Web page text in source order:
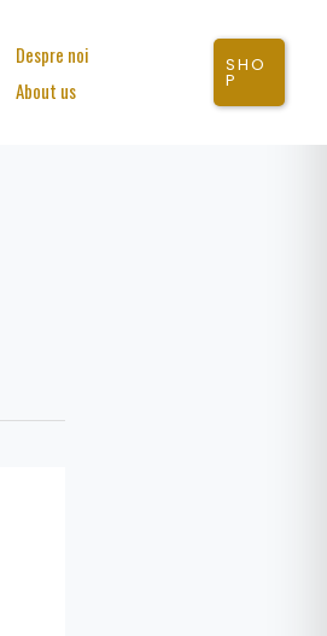
Despre noi
About us
SHO
P